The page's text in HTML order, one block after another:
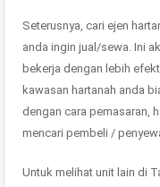
Seterusnya, cari ejen
anda ingin jual/sewa. Ini
bekerja dengan lebih
kawasan hartanah anda
dengan cara pemasaran,
mencari pembeli /
Untuk melihat unit lain di